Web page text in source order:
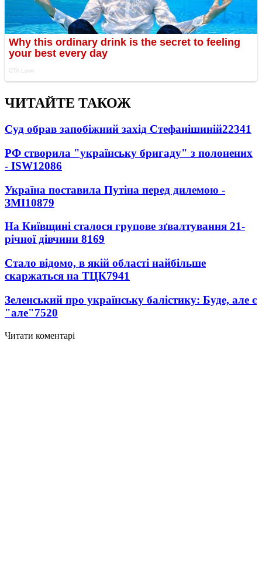
ЧИТАЙТЕ ТАКОЖ
Суд обрав запобіжний захід Стефанішиній22341
РФ створила "українську бригаду" з полонених
- ISW12086
Україна поставила Путіна перед дилемою -
ЗМІ10879
На Київщині сталося групове зґвалтування 21-
річної дівчини 8169
Стало відомо, в якій області найбільше
скаржаться на ТЦК7941
Зеленський про українську балістику: Буде, але є
"але"7520
Читати коментарі